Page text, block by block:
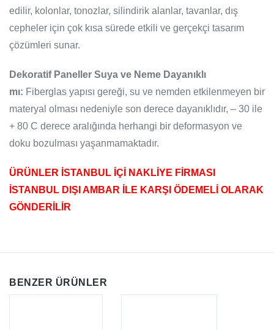
edilir, kolonlar, tonozlar, silindirik alanlar, tavanlar, dış
cepheler için çok kısa sürede etkili ve gerçekçi tasarım
çözümleri sunar.
Dekoratif Paneller Suya ve Neme Dayanıklı
mı: Fiberglas yapısı gereği, su ve nemden etkilenmeyen bir
materyal olması nedeniyle son derece dayanıklıdır, – 30 ile
+ 80 C derece aralığında herhangi bir deformasyon ve
doku bozulması yaşanmamaktadır.
ÜRÜNLER İSTANBUL İÇİ NAKLİYE FİRMASI
İSTANBUL DIŞI AMBAR İLE KARŞI ÖDEMELİ OLARAK
GÖNDERİLİR
BENZER ÜRÜNLER